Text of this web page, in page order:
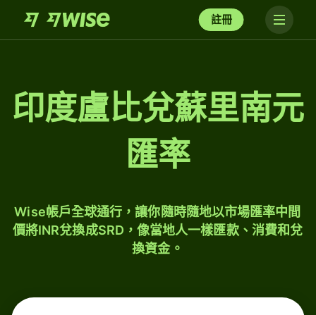
註冊
印度盧比兌蘇里南元
匯率
Wise帳戶全球通行，讓你隨時隨地以市場匯率中間
價將INR兌換成SRD，像當地人一樣匯款、消費和兌
換資金。